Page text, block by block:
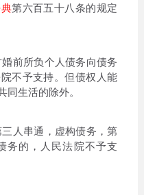
第六百五十八条的规定
前所负个人债务向债务
不予支持。但债权人能
同生活的除外。
人串通，虚构债务，第
务的，人民法院不予支